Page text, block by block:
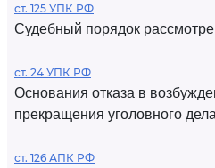
ст. 125 УПК РФ
Судебный порядок
ст. 24 УПК РФ
Основания отказа в
прекращения уголовного дела
ст. 126 АПК РФ